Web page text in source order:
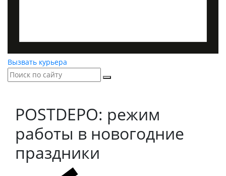
Вызвать курьера
POSTDEPO: режим
работы в новогодние
праздники